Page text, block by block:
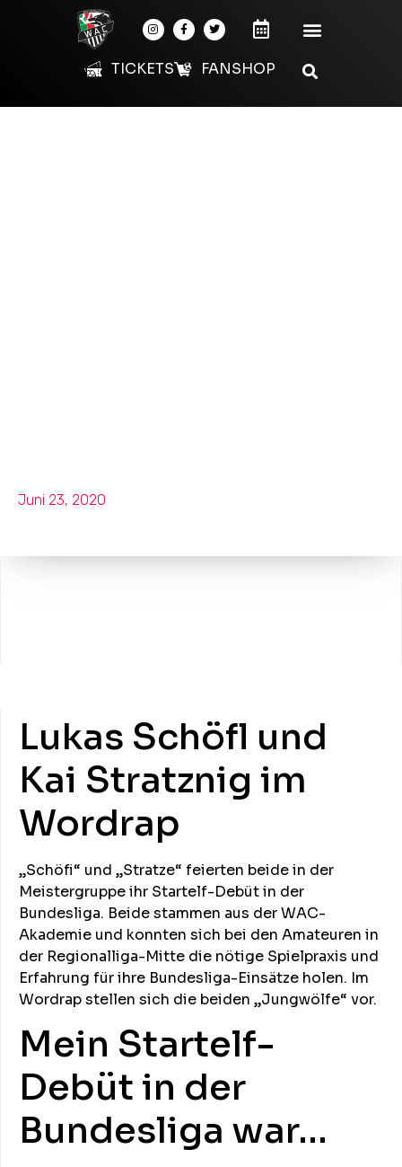
TICKETS FANSHOP
Juni 23, 2020
Lukas Schöfl und
Kai Stratznig im
Wordrap
„Schöfi“ und „Stratze“ feierten beide in der
Meistergruppe ihr Startelf-Debüt in der
Bundesliga. Beide stammen aus der WAC-
Akademie und konnten sich bei den Amateuren in
der Regionalliga-Mitte die nötige Spielpraxis und
Erfahrung für ihre Bundesliga-Einsätze holen. Im
Wordrap stellen sich die beiden „Jungwölfe“ vor.
Mein Startelf-
Debüt in der
Bundesliga war…